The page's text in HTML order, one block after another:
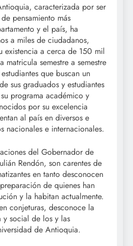
caracterizada por ser
pensamiento más
y el país, ha
a miles de ciudadanos,
existencia a cerca de 150 mil
matricula semestre a semestre
que buscan un
sus graduados y estudiantes
programa académico y
por su excelencia
al país en diversos e
nacionales e internacionales.
del Gobernador de
Rendón, son carentes de
en tanto desconocen
de quienes han
y la habitan actualmente.
conjeturas, desconoce la
social de los y las
de Antioquia.